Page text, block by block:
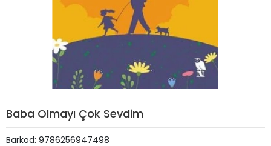
Baba Olmayı Çok Sevdim
Barkod: 9786256947498